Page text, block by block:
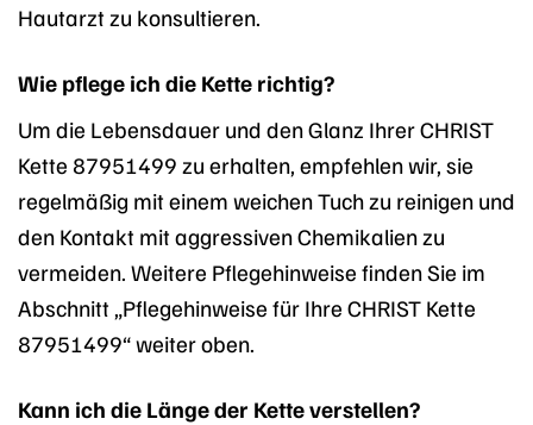
Hautarzt zu konsultieren.
Wie pflege ich die Kette richtig?
Um die Lebensdauer und den Glanz Ihrer CHRIST
Kette 87951499 zu erhalten, empfehlen wir, sie
regelmäßig mit einem weichen Tuch zu reinigen und
den Kontakt mit aggressiven Chemikalien zu
vermeiden. Weitere Pflegehinweise finden Sie im
Abschnitt „Pflegehinweise für Ihre CHRIST Kette
87951499“ weiter oben.
Kann ich die Länge der Kette verstellen?